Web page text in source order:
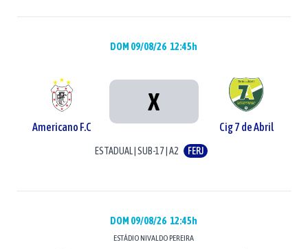
DOM 09/08/26 12:45h
Americano F.C
X
Cig 7 de Abril
ESTADUAL|SUB-17|A2 FERJ
DOM 09/08/26 12:45h
ESTÁDIONIVALDO PEREIRA